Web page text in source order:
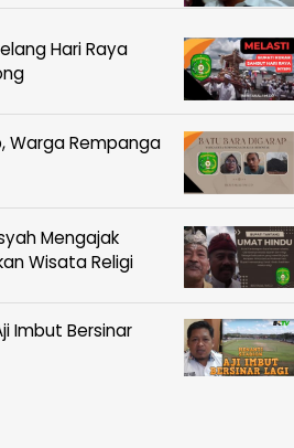
Hari Raya
Warga Rempanga
Mengajak
Wisata Religi
Imbut Bersinar